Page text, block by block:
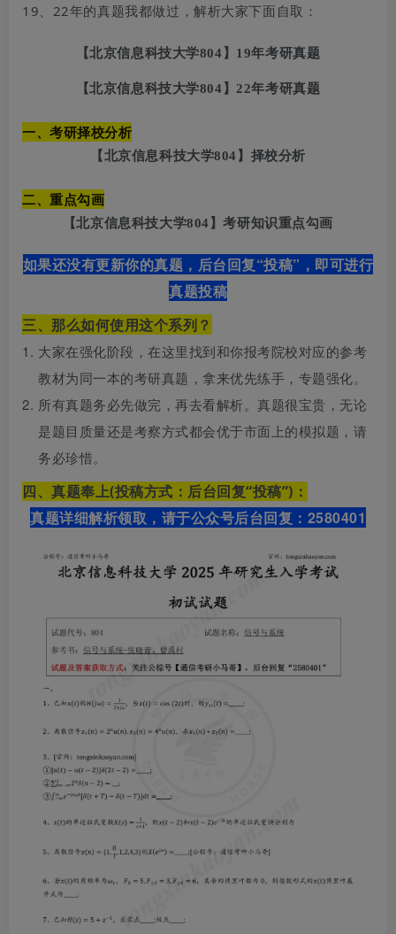
19、22年的真题我都做过，解析大家下面自取：
【北京信息科技大学804】19年考研真题
【北京信息科技大学804】22年考研真题
一、考研择校分析
【北京信息科技大学804】择校分析
二、重点勾画
【北京信息科技大学804】考研知识重点勾画
如果还没有更新你的真题，后台回复“投稿”，即可进行
真题投稿
三、那么如何使用这个系列？
大家在强化阶段，在这里找到和你报考院校对应的参考
教材为同一本的考研真题，拿来优先练手，专题强化。
所有真题务必先做完，再去看解析。真题很宝贵，无论
是题目质量还是考察方式都会优于市面上的模拟题，请
务必珍惜。
四、真题奉上(投稿方式：后台回复“投稿”)：
真题详细解析领取，请于公众号后台回复： 2580401